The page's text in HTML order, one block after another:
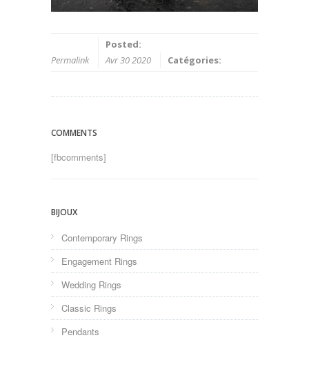
Permalink
Posted:
Avr 30 2020
Catégories:
COMMENTS
[fbcomments]
BIJOUX
Contemporary Rings
Engagement Rings
Wedding Rings
Classic Rings
Pendants